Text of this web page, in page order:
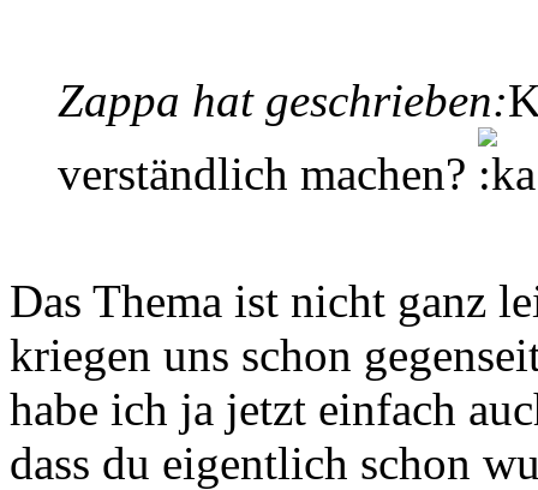
Zappa hat geschrieben:
verständlich machen?
Das Thema ist nicht ganz
kriegen uns schon
habe ich ja jetzt einfach
dass du eigentlich schon